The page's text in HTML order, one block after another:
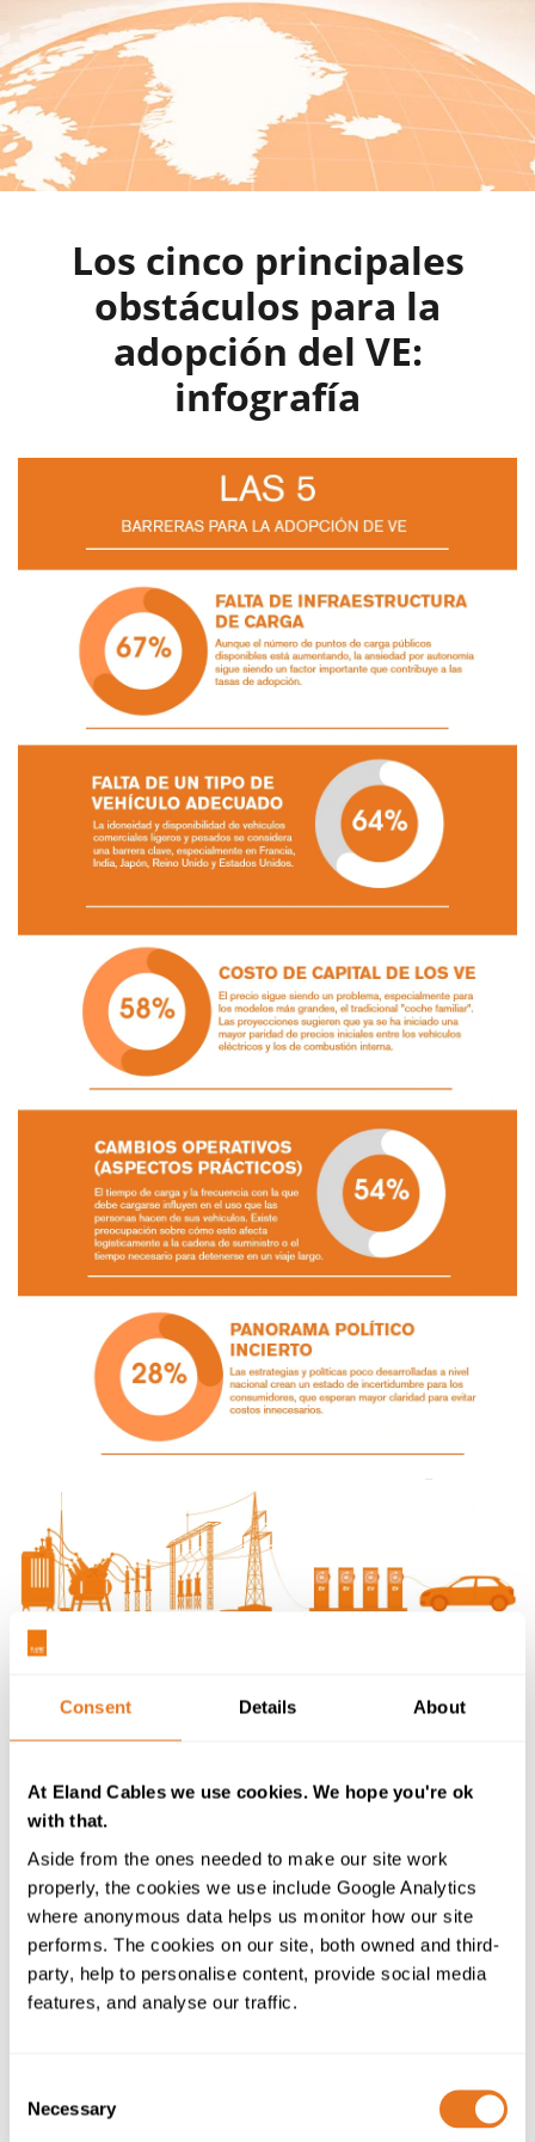
Consent Details About
At Eland Cables we use cookies. We hope you're ok
with that.
Aside from the ones needed to make our site work
properly, the cookies we use include Google Analytics
where anonymous data helps us monitor how our site
performs. The cookies on our site, both owned and third-
party, help to personalise content, provide social media
features, and analyse our traffic.
Selection
Necessary
Los cinco principales
obstáculos para la
adopción del VE:
infografía
No cabe duda de que las ventas de vehículos eléctricos
más pronunciado y rápido si en un futuro próximo se
resolvieran o abordaran los obstáculos que impiden la
adopción masiva de la e-Movilidad? He aquí nuestra
infografía de los cinco principales obstáculos según el
«EV100 Progress and Insight Report».
A pesar de la creciente infraestructura de recarga en
todo el mundo, con empresas como Shell que prevén
operar más de500 000 puntos de recarga
tanto de particulares como de empresas, que deben
tener en cuenta los aspectos prácticos de la recarga y